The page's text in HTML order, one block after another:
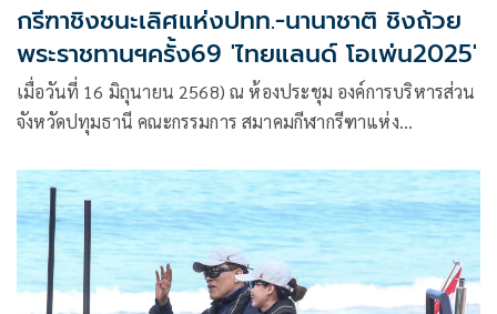
กรีฑาชิงชนะเลิศแห่งปทท.-นานาชาติ ชิงถ้วย
พระราชทานฯครั้ง69 'ไทยแลนด์ โอเพ่น2025'
เมื่อวันที่ 16 มิถุนายน 2568) ณ ห้องประชุม องค์การบริหารส่วน
จังหวัดปทุมธานี คณะกรรมการ สมาคมกีฬากรีฑาแห่ง
ชัยจินดา นายกสมาคมกีฬากรีฑาฯ พล.ต.ต. สุรพงษ์ อาริยะมงคล
อุปนายกอาวุโส สมาคมกีฬากรีฑาฯ และเลขาธิการสมาคม
พล.ต.ต.รุ่งโรจน์ ฐากูรปุณยสิริ อุปนายกอาวุโส และประธาน
จัดการแข่งขันฯ และ พล.ต.ท.คํารณวิทย์ ธูปกระจ่าง นายก
องค์การบริหารส่วนจังหวัดปทุมธานี